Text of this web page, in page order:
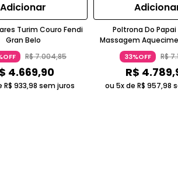
Adicionar
Turim Couro Fendi
Gran Belo
R$7.004,85
4.669,90
R$ 933,98 sem juros
Poltrona Do
Massagem
Bege Gran
33%OFF R$7.
R$ 4.789,
ou 5x deR$ 957,98